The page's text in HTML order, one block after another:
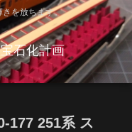
きを放ちます。
石化計画
177 251系 ス